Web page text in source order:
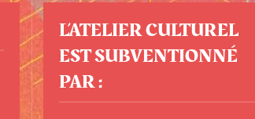
L’ATELIER CULTUREL
EST SUBVENTIONNÉ
PAR :